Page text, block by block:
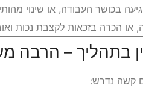
בכושר העבודה, או שינוי
או הכרה בזכאות לקצבת נכות
בתהליך – הרבה
קשה נדרש: